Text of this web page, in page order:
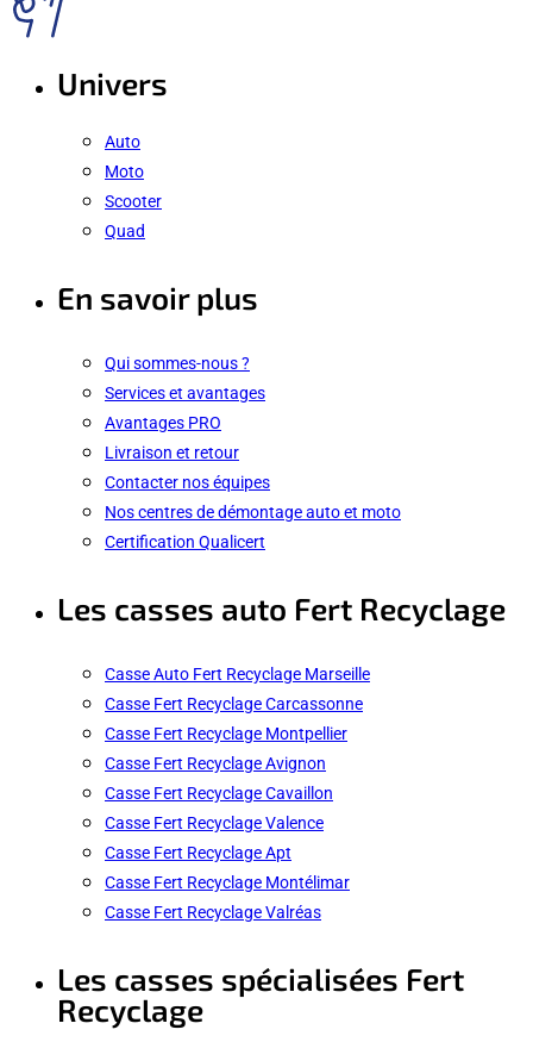
Univers
Auto
Moto
Scooter
Quad
En savoir plus
Qui sommes-nous ?
Services et avantages
Avantages PRO
Livraison et retour
Contacter nos équipes
Nos centres de démontage auto et moto
Certification Qualicert
Les casses auto Fert Recyclage
Casse Auto Fert Recyclage Marseille
Casse Fert Recyclage Carcassonne
Casse Fert Recyclage Montpellier
Casse Fert Recyclage Avignon
Casse Fert Recyclage Cavaillon
Casse Fert Recyclage Valence
Casse Fert Recyclage Apt
Casse Fert Recyclage Montélimar
Casse Fert Recyclage Valréas
Les casses spécialisées Fert
Recyclage